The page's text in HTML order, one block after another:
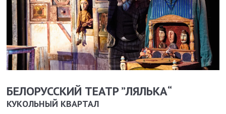
БЕЛОРУССКИЙ ТЕАТР ”ЛЯЛЬКА“
КУКОЛЬНЫЙ КВАРТАЛ